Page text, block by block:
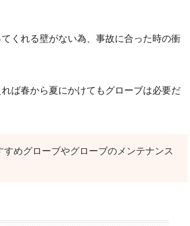
くれる壁がない為、事故に合った時の衝
ば春から夏にかけてもグローブは必要だ
めグローブやグローブのメンテナンス